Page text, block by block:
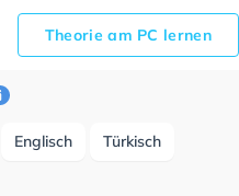
Theorie am PC lernen
Englisch Türkisch